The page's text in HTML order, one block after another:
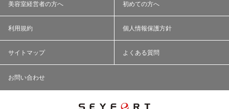
美容室経営者の方へ 初めての方へ
利用規約 個人情報保護方針
サイトマップ よくある質問
お問い合わせ